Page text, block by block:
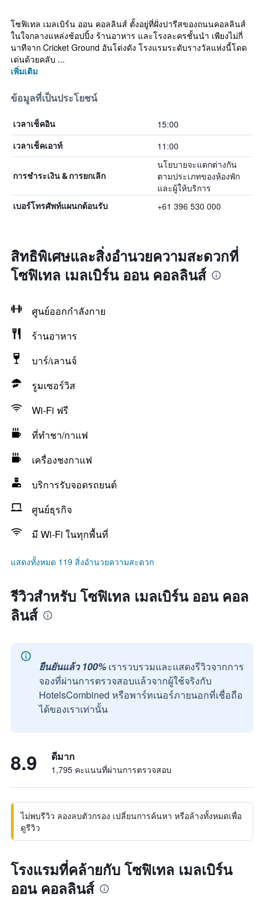
โซฟิเทล เมลเบิร์น ออน คอลลินส์ ตั้งอยู่ที่ฝั่งปารีสของถนนคอลลินส์
ในใจกลางแหล่งช้อปปิ้ง ร้านอาหาร และโรงละครชั้นนำ เพียงไม่กี่
นาทีจาก Cricket Ground อันโด่งดัง โรงแรมระดับรางวัลแห่งนี้โดด
เด่นด้วยคลับ ...
เพิ่มเติม
ข้อมูลที่เป็นประโยชน์
เวลาเช็คอิน 15:00
เวลาเช็คเอาท์ 11:00
การชำระเงิน & การยกเลิก
นโยบายจะแตกต่างกัน
ตามประเภทของห้องพัก
และผู้ให้บริการ
เบอร์โทรศัพท์แผนกต้อนรับ +61 396 530 000
สิทธิพิเศษและสิ่งอำนวยความสะดวกที่
โซฟิเทล เมลเบิร์น ออน คอลลินส์
ศูนย์ออกกำลังกาย
ร้านอาหาร
บาร์/เลานจ์
รูมเซอร์วิส
Wi-Fi ฟรี
ที่ทำชา/กาแฟ
เครื่องชงกาแฟ
บริการรับจอดรถยนต์
ศูนย์ธุรกิจ
มี Wi-Fi ในทุกพื้นที่
แสดงทั้งหมด 119 สิ่งอำนวยความสะดวก
รีวิวสำหรับ โซฟิเทล เมลเบิร์น ออน คอล
ลินส์
ยืนยันแล้ว 100% เรารวบรวมและแสดงรีวิวจากการ
จองที่ผ่านการตรวจสอบแล้วจากผู้ใช้จริงกับ
HotelsCombined หรือพาร์ทเนอร์ภายนอกที่เชื่อถือ
ได้ของเราเท่านั้น
8.9 ดีมาก
1,795 คะแนนที่ผ่านการตรวจสอบ
ไม่พบรีวิว ลองลบตัวกรอง เปลี่ยนการค้นหา หรือล้างทั้งหมดเพื่อ
ดูรีวิว
โรงแรมที่คล้ายกับ โซฟิเทล เมลเบิร์น
ออน คอลลินส์